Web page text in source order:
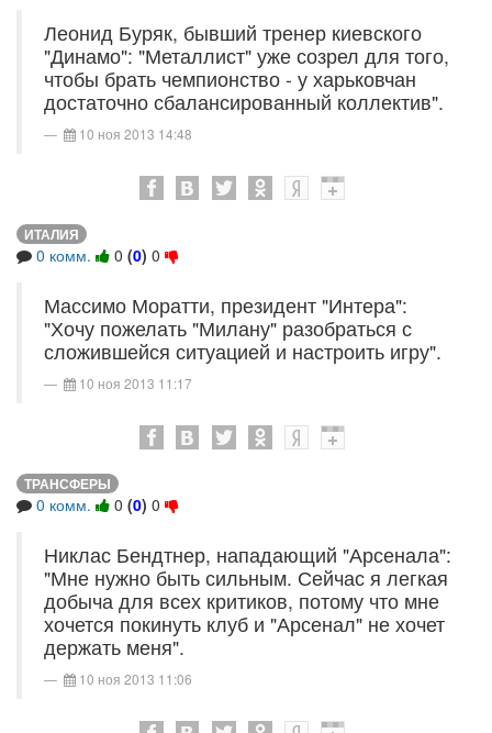
Леонид Буряк, бывший тренер киевского
"Динамо": "Металлист" уже созрел для того,
чтобы брать чемпионство - у харьковчан
достаточно сбалансированный коллектив".
10 ноя 2013 14:48
ИТАЛИЯ
0 комм. 0 (0) 0
Массимо Моратти, президент "Интера":
"Хочу пожелать "Милану" разобраться с
сложившейся ситуацией и настроить игру".
10 ноя 2013 11:17
ТРАНСФЕРЫ
0 комм. 0 (0) 0
Никлас Бендтнер, нападающий "Арсенала":
"Мне нужно быть сильным. Сейчас я легкая
добыча для всех критиков, потому что мне
хочется покинуть клуб и "Арсенал" не хочет
держать меня".
10 ноя 2013 11:06